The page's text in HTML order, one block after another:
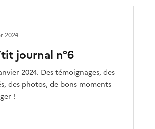
journal n°6
2024. Des témoignages, des
des photos, de bons moments
!
2024